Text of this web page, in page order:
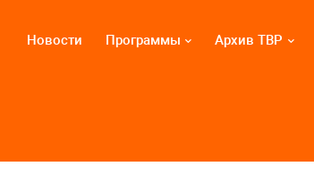
Новости Программы Архив ТВР